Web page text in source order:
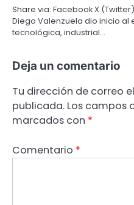
Share via: Facebook X
Diego Valenzuela dio inicio
tecnológica, industrial…
Deja un comentario
Tu dirección de correo
publicada. Los campos
marcados con *
Comentario *